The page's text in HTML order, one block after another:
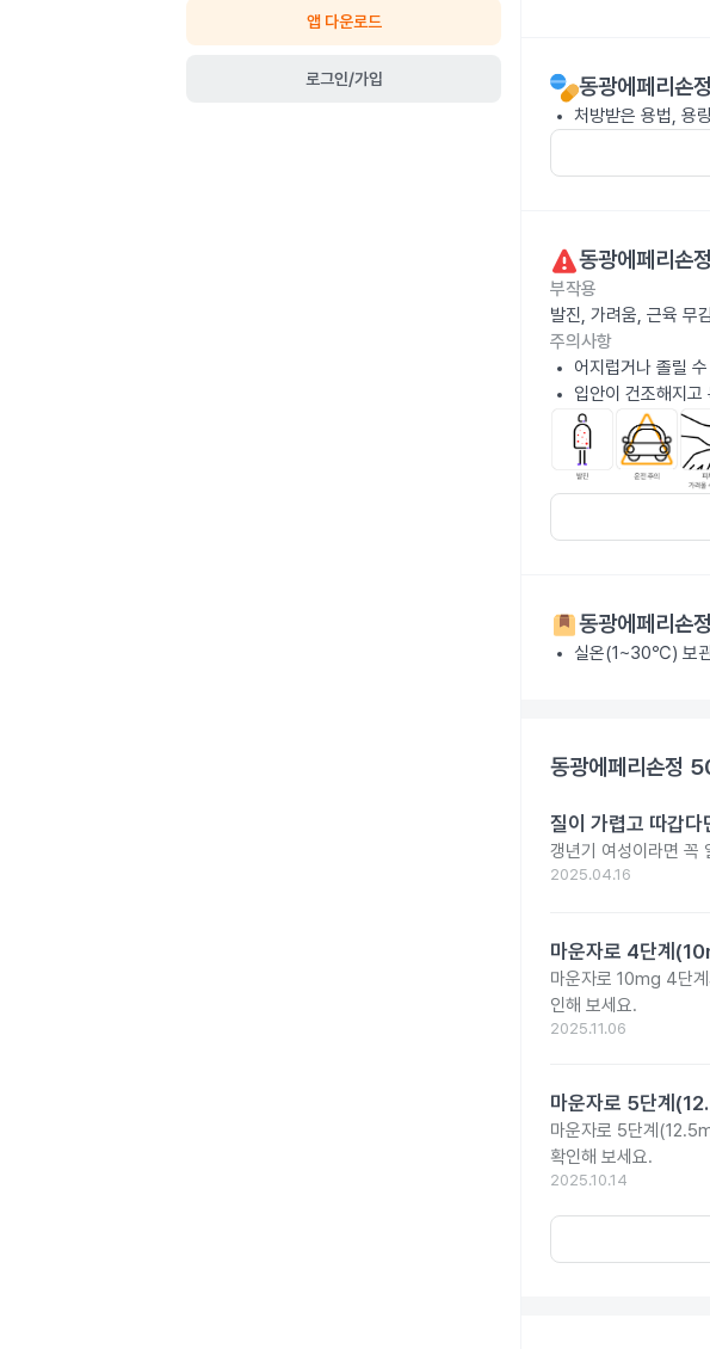
앱 다운로드
로그인/가입 동광에페리손
처방받은 용법, 용
동광에페리손
부작용
발진, 가려움, 근육 무
주의사항
어지럽거나 졸릴
입안이 건조해지
동광에페리손
실온(1~30℃) 보
동광에페리손정
질이 가렵고 따갑다
갱년기 여성이라면 꼭
2025.04.16
마운자로 4단계
마운자로 10mg 4단
인해 보세요.
2025.11.06
마운자로 5단계
마운자로 5단계
확인해 보세요.
2025.10.14